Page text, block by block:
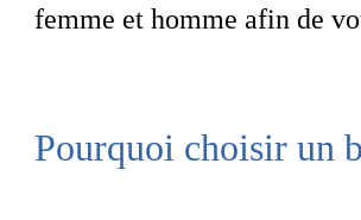
femme et homme afin de
Pourquoi choisir un